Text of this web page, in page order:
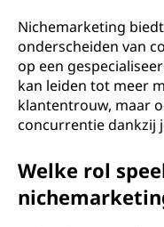
Nichemarketing
onderscheiden van
op een
kan leiden tot meer
klantentrouw, maar
concurrentie dankzij
Welke rol